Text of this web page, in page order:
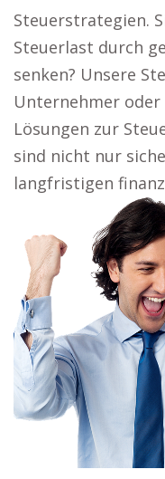
Steuerstrategien.
Steuerlast durch
senken? Unsere
Unternehmer
Lösungen zur
sind nicht nur
langfristigen